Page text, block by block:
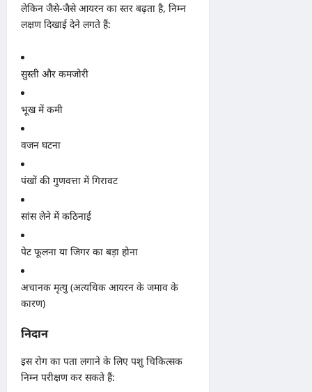
लेकिन जैसे-जैसे आयरन का स्तर बढ़ता है, निम्न
लक्षण दिखाई देने लगते हैं:
सुस्ती और कमजोरी
भूख में कमी
वजन घटना
पंखों की गुणवत्ता में गिरावट
सांस लेने में कठिनाई
पेट फूलना या जिगर का बड़ा होना
अचानक मृत्यु (अत्यधिक आयरन के जमाव के
कारण)
निदान
इस रोग का पता लगाने के लिए पशु चिकित्सक
निम्न परीक्षण कर सकते हैं: